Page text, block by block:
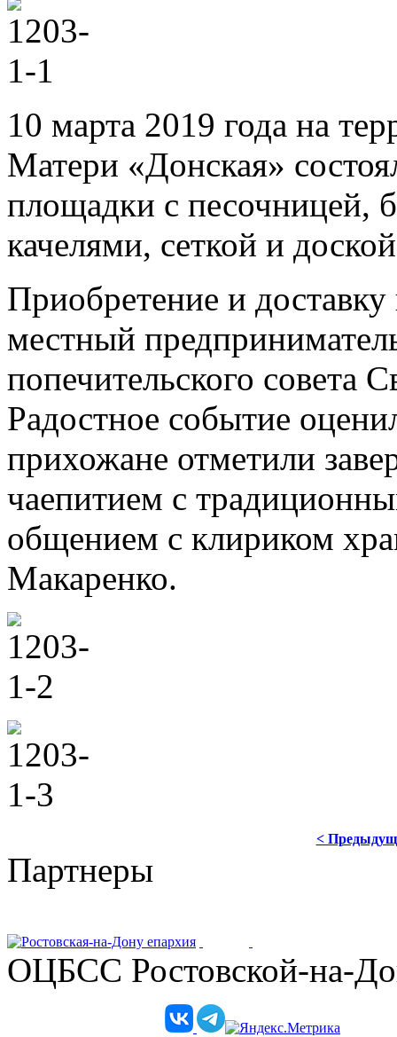
10 марта 2019 года на
Матери «Донская»
площадки с песочницей,
качелями, сеткой и
Приобретение и доставку
местный
попечительского совета
Радостное событие
прихожане отметили
чаепитием с
общением с клириком
Макаренко.
<
Партнеры
ОЦБСС Ростовской-на-